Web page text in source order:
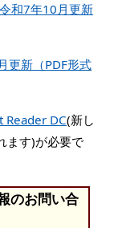
和7年10月更新
更新（PDF形式
Reader DC(新し
ます)が必要で
のお問い合